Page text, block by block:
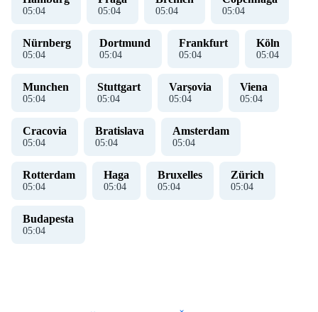
05:04 05:04 05:04 05:04
Nürnberg
05:04
Dortmund
05:04
Frankfurt
05:04
Köln
05:04
Munchen
05:04
Stuttgart
05:04
Varșovia
05:04
Viena
05:04
Cracovia
05:04
Bratislava
05:04
Amsterdam
05:04
Rotterdam
05:04
Haga
05:04
Bruxelles
05:04
Zürich
05:04
Budapesta
05:04